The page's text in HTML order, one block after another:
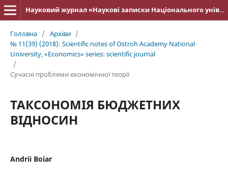
Науковий журнал «Наукові записки Національного університету «Острозька академія»: серія «Економіка»
Головна / Архіви /
№ 11(39) (2018): Scientific notes of Ostroh Academy National
University, «Economics» series: scientific journal
/
Cучасні проблеми економічної теорії
ТАКСОНОМІЯ БЮДЖЕТНИХ
ВІДНОСИН
Andrii Boiar